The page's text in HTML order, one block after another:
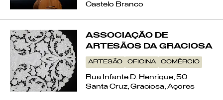
Castelo Branco
ASSOCIAÇÃO DE
ARTESÃOS DA GRACIOSA
ARTESÃO OFICINA COMÉRCIO
Rua Infante D. Henrique, 50
Santa Cruz, Graciosa, Açores